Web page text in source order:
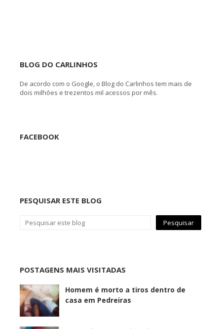
BLOG DO CARLINHOS
De acordo com o Google, o Blog do Carlinhos tem mais de
dois milhões e trezentos mil acessos por mês.
FACEBOOK
PESQUISAR ESTE BLOG
POSTAGENS MAIS VISITADAS
Homem é morto a tiros dentro de
casa em Pedreiras